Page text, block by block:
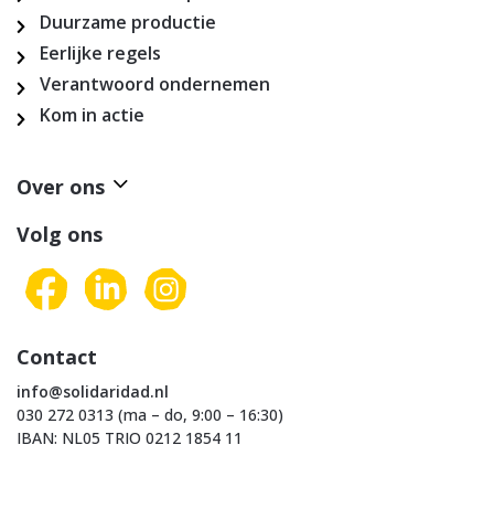
Duurzame productie
Eerlijke regels
Verantwoord ondernemen
Kom in actie
Over ons
Volg ons
Contact
info@solidaridad.nl
030 272 0313 (ma – do, 9:00 – 16:30)
IBAN: NL05 TRIO 0212 1854 11